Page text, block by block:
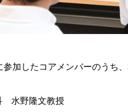
加したコアメンバーのうち
水野隆文教授